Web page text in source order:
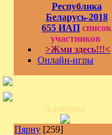
Республика
Беларусь-2018
655 ИАП список
участников
>Жми здесь!!!<
Онлайн-игры
Пярну [259]